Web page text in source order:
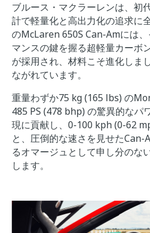
ブルース・マクラーレンは、初
計で軽量化と高出力化の追求に
のMcLaren 650S Can-Amには
マンスの鍵を握る超軽量カーボ
が採用され、材料こそ進化しま
ながれています。
重量わずか75 kg (165 lbs) の
485 PS (478 bhp) の驚異的なパ
現に貢献し、0-100 kph (0-62
と、圧倒的な速さを見せたCan-
るオマージュとして申し分のな
します。